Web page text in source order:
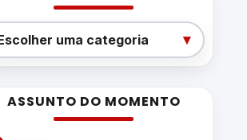
uma categoria ▾
ASSUNTO DO MOMENTO